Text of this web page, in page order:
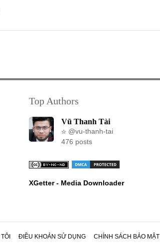
Top Authors
Vũ Thanh Tài
@vu-thanh-tai
476 posts
XGetter - Media Downloader
ĐIỀU KHOẢN SỬ DỤNG CHÍNH SÁCH BẢO MẬT